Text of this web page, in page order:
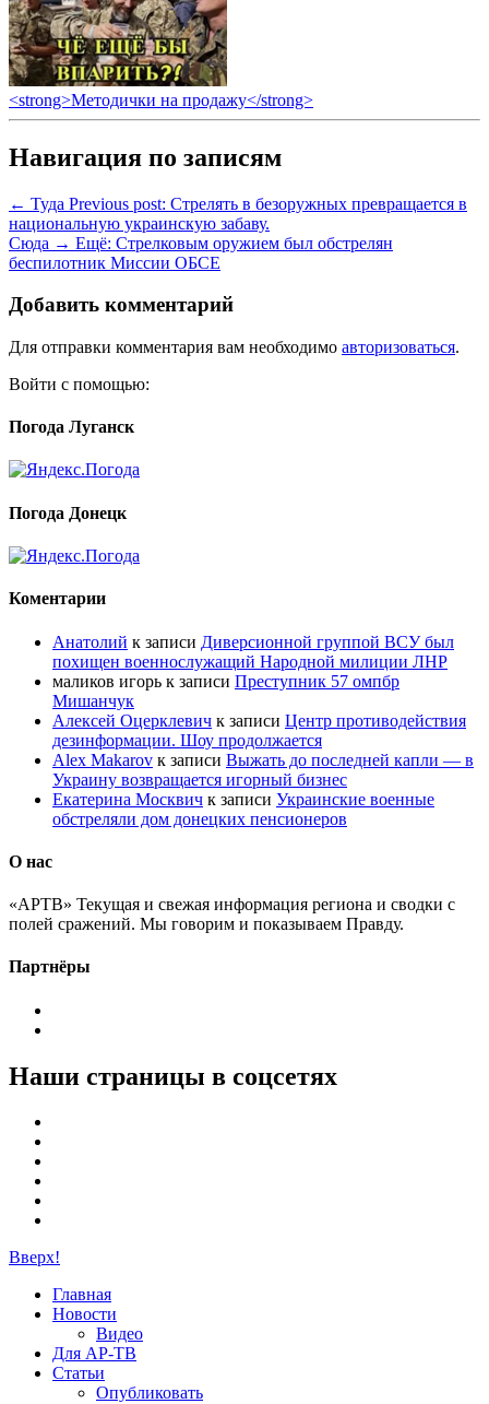
<strong>Методички на продажу</strong>
Навигация по записям
← Туда Previous post: Стрелять в безоружных превращается в
национальную украинскую забаву.
Сюда → Ещё: Стрелковым оружием был обстрелян
беспилотник Миссии ОБСЕ
Добавить комментарий
Для отправки комментария вам необходимо авторизоваться.
Войти с помощью:
Погода Луганск
Погода Донецк
Коментарии
Анатолий к записи Диверсионной группой ВСУ был
похищен военнослужащий Народной милиции ЛНР
маликов игорь к записи Преступник 57 омпбр
Мишанчук
Алексей Оцерклевич к записи Центр противодействия
дезинформации. Шоу продолжается
Alex Makarov к записи Выжать до последней капли — в
Украину возвращается игорный бизнес
Екатерина Москвич к записи Украинские военные
обстреляли дом донецких пенсионеров
О нас
«АРТВ» Текущая и свежая информация региона и сводки с
полей сражений. Мы говорим и показываем Правду.
Партнёры
Наши страницы в соцсетях
Вверх!
Главная
Новости
Видео
Для АР-ТВ
Статьи
Опубликовать